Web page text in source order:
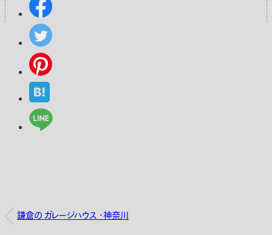
鎌倉の ガレージハウス ・神奈川